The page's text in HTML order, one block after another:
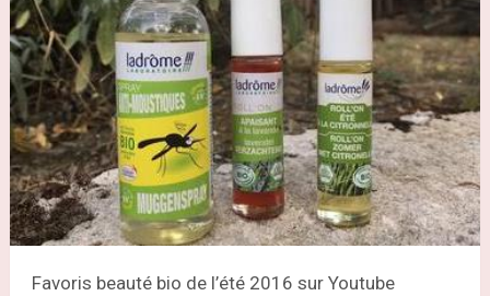
Favoris beauté bio de l’été 2016 sur Youtube